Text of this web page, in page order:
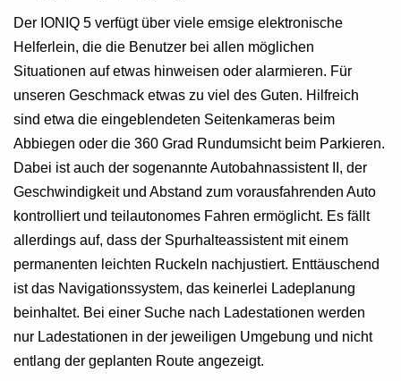
Der IONIQ 5 verfügt über viele emsige elektronische
Helferlein, die die Benutzer bei allen möglichen
Situationen auf etwas hinweisen oder alarmieren. Für
unseren Geschmack etwas zu viel des Guten. Hilfreich
sind etwa die eingeblendeten Seitenkameras beim
Abbiegen oder die 360 Grad Rundumsicht beim Parkieren.
Dabei ist auch der sogenannte Autobahnassistent II, der
Geschwindigkeit und Abstand zum vorausfahrenden Auto
kontrolliert und teilautonomes Fahren ermöglicht. Es fällt
allerdings auf, dass der Spurhalteassistent mit einem
permanenten leichten Ruckeln nachjustiert. Enttäuschend
ist das Navigationssystem, das keinerlei Ladeplanung
beinhaltet. Bei einer Suche nach Ladestationen werden
nur Ladestationen in der jeweiligen Umgebung und nicht
entlang der geplanten Route angezeigt.